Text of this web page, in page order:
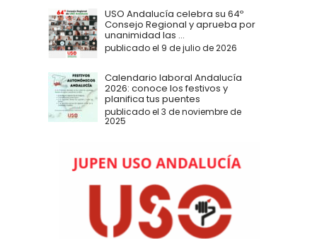
USO Andalucía celebra su 64º
Consejo Regional y aprueba por
unanimidad las ...
publicado el 9 de julio de 2026
Calendario laboral Andalucía
2026: conoce los festivos y
planifica tus puentes
publicado el 3 de noviembre de
2025